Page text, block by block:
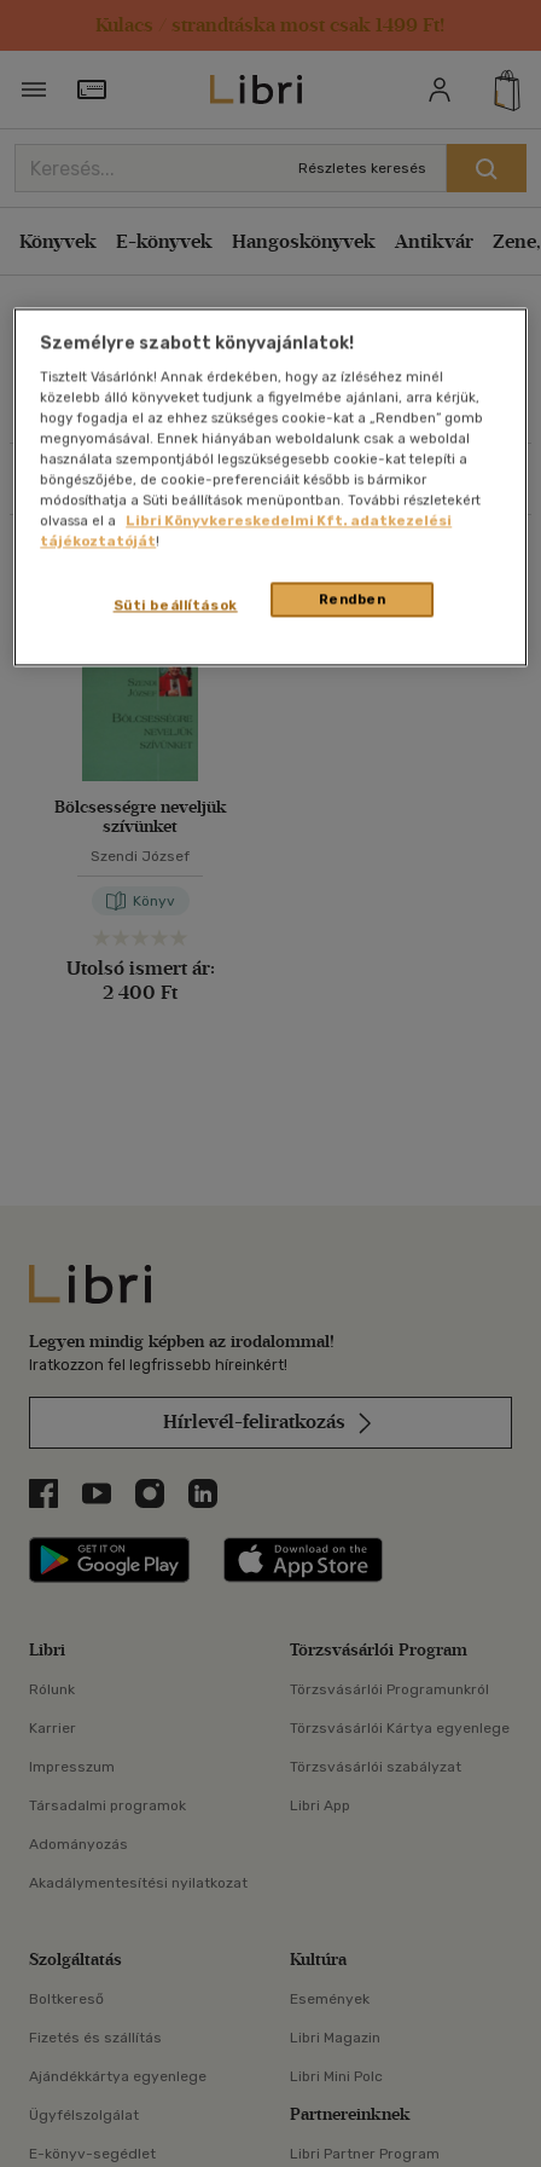
Kulacs / strandtáska most csak 1499 Ft!
Törzsvásárlói Kártya adatai
Részletes keresés
Könyvek E-könyvek Hangoskönyvek Antikvár
Művei
Szűrés Rendezés
Rendezés
Kiadás éve szerint csökkenő
Ár szerint csökkenő
Eladott darabszám szerint csökkenő
Eladott darabszám szerint növekvő
Cím szerint A-Z
Szerző szerint A-Z
Megjelenítés
20 db / oldal
Alkalmaz
Bölcsességre neveljük
szívünket
Szendi József
Könyv
Utolsó ismert ár:
2 400 Ft
Libri
Legyen mindig képben az irodalommal!
Iratkozzon fel legfrissebb híreinkért!
Hírlevél-feliratkozás
Libri a Facebookon
Libri a Youtube-on
Libri az Instagramon
Libri a LinkedInen
Libri applikáció Szerezd meg: Google
Libri
Rólunk
Karrier
Impresszum
Társadalmi programok
Adományozás
Akadálymentesítési nyilatkozat
Törzsvásárlói Program
Törzsvásárlói Programunkról
Törzsvásárlói Kártya egyenlege
Törzsvásárlói szabályzat
Libri App
Szolgáltatás
Boltkereső
Fizetés és szállítás
Ajándékkártya egyenlege
Ügyfélszolgálat
E-könyv-segédlet
Kultúra
Események
Libri Magazin
Libri Mini Polc
Partnereinknek
Libri Partner Program
Személyre szabott könyvajánlatok!
Tisztelt Vásárlónk! Annak érdekében, hogy az ízléséhez minél
közelebb álló könyveket tudjunk a figyelmébe ajánlani, arra kérjük,
hogy fogadja el az ehhez szükséges cookie-kat a „Rendben” gomb
megnyomásával. Ennek hiányában weboldalunk csak a weboldal
használata szempontjából legszükségesebb cookie-kat telepíti a
böngészőjébe, de cookie-preferenciáit később is bármikor
módosíthatja a Süti beállítások menüpontban. További részletekért
olvassa el a
Libri Könyvkereskedelmi Kft. adatkezelési
tájékoztatóját!
Rendben
Süti beállítások